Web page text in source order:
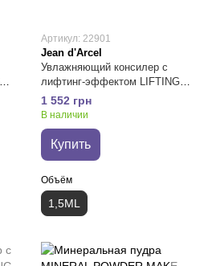
Артикул: 22901
Jean d'Arcel
Увлажняющий консилер с
лифтинг-эффектом LIFTING
CONCEALER
1 552 грн
В наличии
Купить
Объём
1,5ML